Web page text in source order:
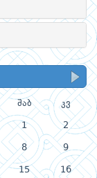
შაბ კვ
1 2
8 9
15 16